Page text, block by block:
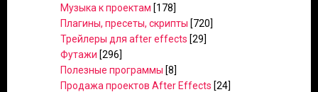
Музыка к проектам [178]
Плагины, пресеты, скрипты [720]
Трейлеры для after effects [29]
Футажи [296]
Полезные программы [8]
Продажа проектов After Effects [24]